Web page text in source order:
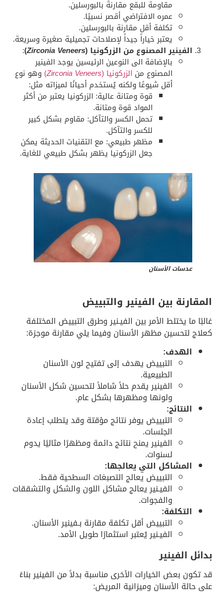
مقاومة للبقع مقارنةً بالبورسلين.
عمره الافتراضي أقصر نسبيًا.
تكلفة أقل مقارنة بالبورسلين.
يعتبر خياراً جيداً لإصلاحات تجميلية صغيرة وسريعة.
الفينير المصنوع من الزركونيا (Zirconia Veneers
)
:
بالإضافة الى النوعين الرئيسين يوجد الفينير
المصنوع من الزركونيا (Zirconia Veneers
) وهو نوع
أقل شيوعًا ولكنه يُستخدم أحيانًا لميزاته مثل:
قوة ومتانة عالية: الزركونيا يعتبر من أكثر
المواد قوة ومتانة.
تحمل الكسر والتآكل: مقاوم بشكل كبير
للكسر والتآكل.
مظهر طبيعي: مع التقنيات الحديثة يمكن
جعل الزركونيا يظهر بشكل طبيعي للغاية.
عدسات الأسنان
المقارنة بين الفينير والتبييض
غالبًا ما يختلط الأمر بين الفيـنير وطرق التبييض المختلفة
كعلاج لتحسين مظهر الأسنان وفيما يلي مقارنة موجزة:
الهدف:
التبييض يهدف إلى تفتيح لون الأسنان
الطبيعية.
الفينير يقدم حلاً شاملاً لتحسين شكل الأسنان
ولونها ومظهرها بشكل عام.
النتائج:
التبييض يوفر نتائج مؤقتة وقد يتطلب إعادة
الجلسات.
الفينير يمنح نتائج دائمة ومظهرًا مثاليًا يدوم
لسنوات.
المشاكل التي يعالجها:
التبييض يعالج التصبغات السطحية فقط.
الفيـنير يعالج مشاكل اللون والشكل والتشققات
والفجوات.
التكلفة:
التبييض أقل تكلفة مقارنة بـفينير الأسنان.
الفيـنير يُعتبر استثمارًا طويل الأمد.
بدائل الفينير
قد تكون بعض الخيارات الأخرى مناسبة بدلاً من الفينير بناءً
على حالة الأسنان وميزانية المريض: